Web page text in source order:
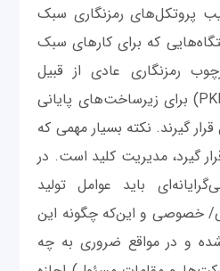
پروتکل‌های رمزنگاری سبک
که برای کارهای سبک
رمزنگاری عادی از قبیل
زیرساخت کلید عمومی (PKI) برای زیرساخت‌های پایانی
گیرند. نکته بسیار مهمی که
گیرد، مدیریت کلید است. در
باید عوامل تولید
خصوصی و این‌که چگونه این
و در مواقع ضروری به چه